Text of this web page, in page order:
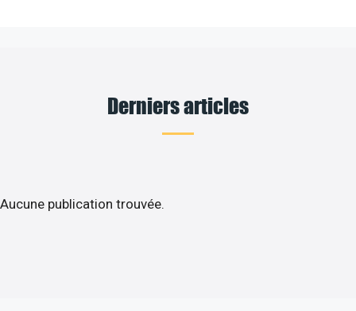
Derniers articles
Aucune publication trouvée.